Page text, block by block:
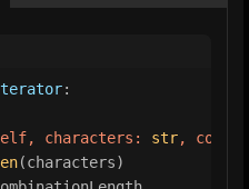
:
characters: str,
(characters)